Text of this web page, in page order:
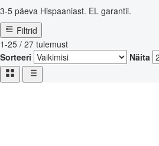
3-5 päeva Hispaaniast. EL garantii.
Filtrid
1-25 / 27 tulemust
Sorteeri
Näita